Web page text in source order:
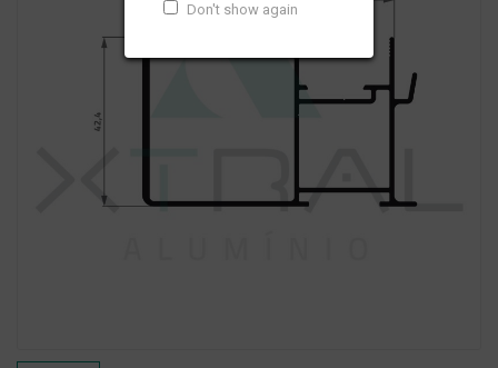
Don't show again